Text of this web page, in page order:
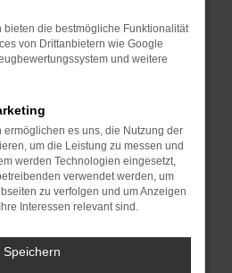
Firewall und deine
zum Beispiel deine
wie Werbeblocker,
bestimmter Seiten
die Seite in einem
oder in einem privaten
helfen, vorübergehende
bieten die bestmögliche Funktionalität
von Drittanbietern wie Google
und weitere
ermöglichen es uns, die Nutzung der
um die Leistung zu messen und
werden Technologien eingesetzt,
verwendet werden, um
zu verfolgen und um Anzeigen
Interessen relevant sind.
Speichern